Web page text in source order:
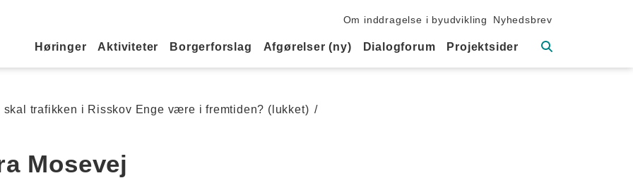
Sekundær navigation
Om inddragelse i byudvikling Nyhedsbrev
Primær navigation
Høringer Aktiviteter Borgerforslag Afgørelser (ny) Dialogforum Projektsider
skal trafikken i Risskov Enge være i fremtiden? (lukket) /
Mosevej